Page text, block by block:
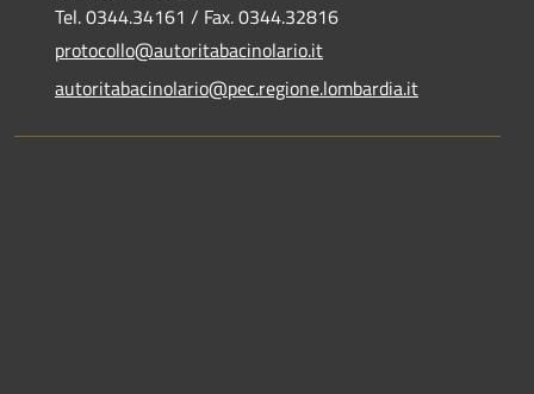
Tel. 0344.34161 / Fax. 0344.32816
protocollo@autoritabacinolario.it
autoritabacinolario@pec.regione.lombardia.it